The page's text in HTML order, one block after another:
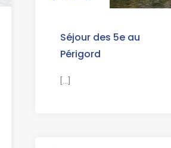
Séjour des 5e au
Périgord
[...]